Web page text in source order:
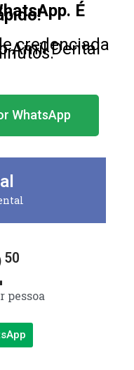
É
credenciada
Amil Dental
WhatsApp
50
pessoa